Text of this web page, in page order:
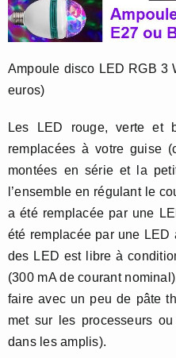
Ampoule disco LED RGB 3
euros)
Les LED rouge, verte et
remplacées à votre guise
montées en série et la
l’ensemble en régulant le
a été remplacée par une
été remplacée par une
des LED est libre à
(300 mA de courant
faire avec un peu de pâte
met sur les processeurs
dans les amplis).